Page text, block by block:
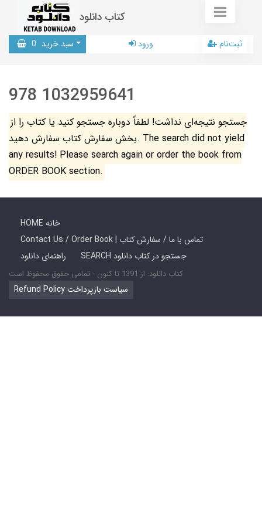
کتاب دانلود
سبد خرید 0 ورود ثبت‌نام
978 1032959641
جستجو نتیجه‌ای نداشت! لطفاً دوباره جستجو کنید یا کتاب را از
بخش سفارش کتاب سفارش دهید. The search did not yield
any results! Please search again or order the book from
ORDER BOOK section.
HOME خانه
Contact Us / Order Book | تماس با ما / سفارش کتاب
راهنمای دانلود
SEARCH جستجو در کتاب دانلود
کتاب دانلود: از 1391 تا کنون - تمامی حقوق محفوظ است
Refund Policy سیاست بازپرداخت